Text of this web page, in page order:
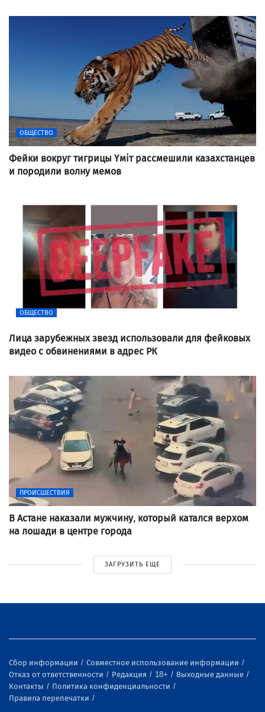
ОБЩЕСТВО
Фейки вокруг тигрицы Үміт рассмешили казахстанцев
и породили волну мемов
ОБЩЕСТВО
Лица зарубежных звезд использовали для фейковых
видео с обвинениями в адрес РК
ПРОИСШЕСТВИЯ
В Астане наказали мужчину, который катался верхом
на лошади в центре города
ЗАГРУЗИТЬ ЕЩЕ
Сбор информации
Совместное использование информации
Отказ от ответственности
Редакция 18+
Выходные данные
Контакты
Политика конфиденциальности
Правила перепечатки